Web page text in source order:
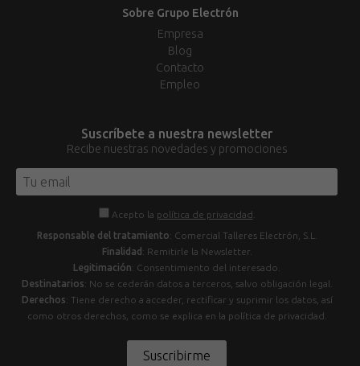
Sobre Grupo Electrón
Empresa
Blog
Contacto
Empleo
Suscríbete a nuestra newsletter
Recibe nuestras novedades y promociones
Acepto la política de privacidad
Responsable del tratamiento: Comercial Talleres Electrón, S.L.
Finalidad : Remitirle la Newsletter.
Legitimación: Consentimiento del interesado.
Destinatarios: No se cederán datos a terceros, salvo obligación legal.
Derechos: Tiene derecho a acceder, rectificar y suprimir los datos, así
como otros derechos, como se explica en la política de privacidad.
Suscribirme